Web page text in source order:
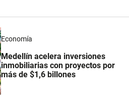
Economía
Medellín acelera inversiones
inmobiliarias con proyectos por
más de $1,6 billones